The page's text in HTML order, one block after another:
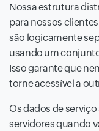
Nossa estrutura
para nossos
são logicamente
usando um
Isso garante que
torne acessível a
Os dados de
servidores quando